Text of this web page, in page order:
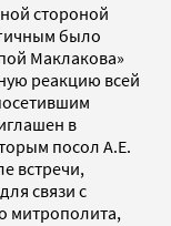
стороной
было
Маклакова»
реакцию всей
в
посол А.Е.
встречи,
связи с
митрополита,